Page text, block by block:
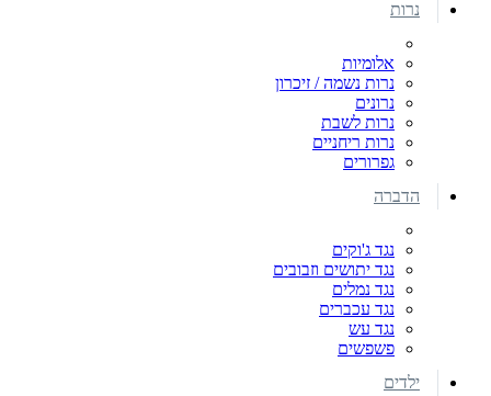
נרות
אלומיות
נרות נשמה / זיכרון
נרונים
נרות לשבת
נרות ריחניים
גפרורים
הדברה
נגד ג'וקים
נגד יתושים וזבובים
נגד נמלים
נגד עכברים
נגד עש
פשפשים
ילדים